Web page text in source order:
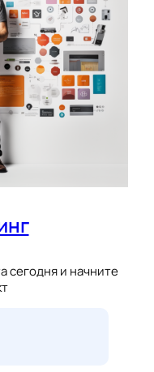
сегодня и начните